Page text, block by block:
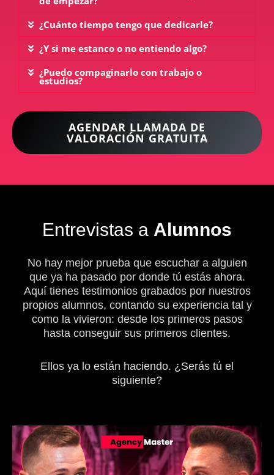
¿Cuánto tiempo tengo que dedicarle?
¿Y si me estanco o no entiendo algo?
¿Puedo compaginarlo con trabajo o
estudios?
AGENDAR LLAMADA DE
VALORACIÓN GRATUITA
Entrevistas a Alumnos
No hay mejor prueba que escuchar a alguien
que ya ha pasado por donde tú estás ahora.
Aquí tienes testimonios grabados por nuestros
propios alumnos, contando su experiencia tal y
como la vivieron: desde los primeros pasos
hasta conseguir sus primeros clientes.
Ellos ya lo están haciendo. ¿Serás tú el
siguiente?